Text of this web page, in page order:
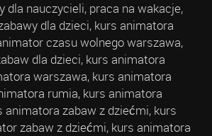
dla nauczycieli, praca na wakacje,
dla dzieci, kurs animatora
czasu wolnego warszawa,
dla dzieci, kurs animatora
warszawa, kurs animatora
rumia, kurs animatora
animatora zabaw z dziećmi, kurs
zabaw z dziećmi, kurs animatora